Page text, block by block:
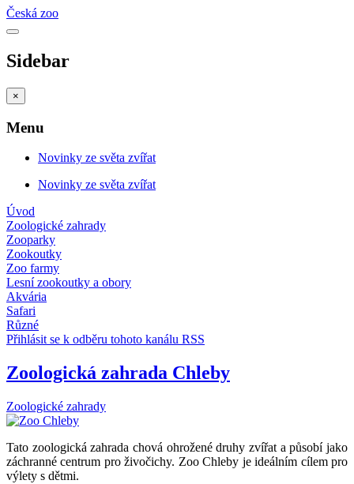
Česká zoo
Sidebar
×
Menu
Novinky ze světa zvířat
Novinky ze světa zvířat
Úvod
Zoologické zahrady
Zooparky
Zookoutky
Zoo farmy
Lesní zookoutky a obory
Akvária
Safari
Různé
Přihlásit se k odběru tohoto kanálu RSS
Zoologická zahrada Chleby
Zoologické zahrady
Tato zoologická zahrada chová ohrožené druhy zvířat a působí jako
záchranné centrum pro živočichy. Zoo Chleby je ideálním cílem pro
výlety s dětmi.